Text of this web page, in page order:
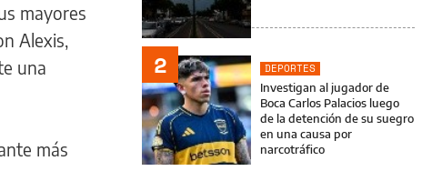
mayores
Alexis,
una
más
2
DEPORTES
Investigan al jugador de
Boca Carlos Palacios luego
de la detención de su suegro
en una causa por
narcotráfico